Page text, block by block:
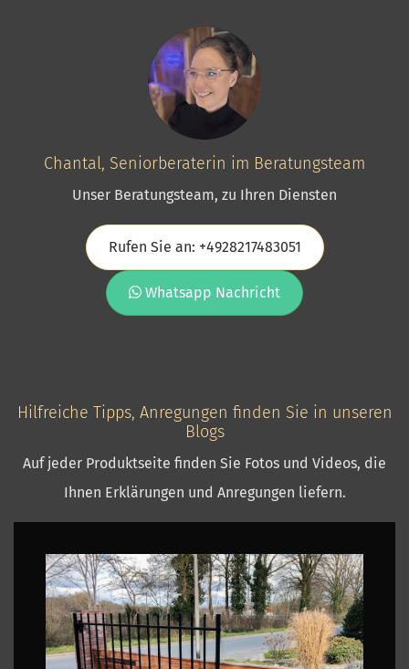
Chantal, Seniorberaterin im Beratungsteam
Unser Beratungsteam, zu Ihren Diensten
Rufen Sie an: +4928217483051
Whatsapp Nachricht
Hilfreiche Tipps, Anregungen finden Sie in unseren
Blogs
Auf jeder Produktseite finden Sie Fotos und Videos, die
Ihnen Erklärungen und Anregungen liefern.